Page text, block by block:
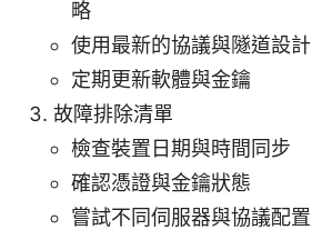
略
使用最新的協議與隧道設計
定期更新軟體與金鑰
故障排除清單
檢查裝置日期與時間同步
確認憑證與金鑰狀態
嘗試不同伺服器與協議配置